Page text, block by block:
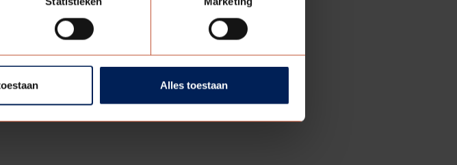
Alles toestaan
kozijn is daarbij het uitgangspunt. Is het
de binnendeur hierop aangepast. Zitten de
de inmeting is een uitgebreid bestand met daarin
in jouw renovatieproject.